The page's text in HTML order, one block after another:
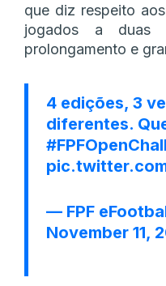
que diz respeito
jogados a duas
prolongamento e
4 edições, 3
diferentes.
— FPF
November 11,